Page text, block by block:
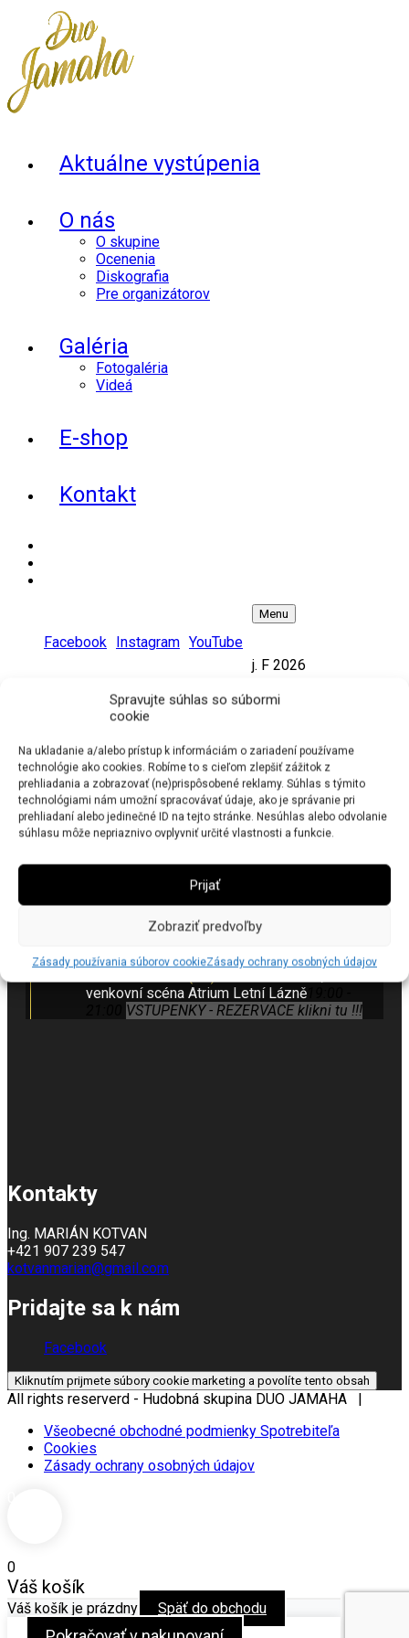
Spravujte súhlas so súbormi
cookie
Na ukladanie a/alebo prístup k informáciám o zariadení používame
technológie ako cookies. Robíme to s cieľom zlepšiť zážitok z
prehliadania a zobrazovať (ne)prispôsobené reklamy. Súhlas s týmito
technológiami nám umožní spracovávať údaje, ako je správanie pri
prehliadaní alebo jedinečné ID na tejto stránke. Nesúhlas alebo odvolanie
súhlasu môže nepriaznivo ovplyvniť určité vlastnosti a funkcie.
Prijať
Zobraziť predvoľby
Zásady používania súborov cookieZásady ochrany osobných údajov
Aktuálne vystúpenia
O nás
O skupine
Ocenenia
Diskografia
Pre organizátorov
Galéria
Fotogaléria
Videá
E-shop
Kontakt
Košík
Facebook Instagram YouTube
Menu
j. F 2026
18:00h, Kultúrny dom Bernolákovo,
koncertné turné ,,HIT Tour
2026''18:00 - 19:30 VSTUPENKY
klikni tu !!!
Najbližšia akcia
venkovní scéna Atrium Letní Lázně
VSTUPENKY - REZERVACE klikni tu !!!
Kontakty
Ing. MARIÁN KOTVAN
+421 907 239 547
kotvanmarian@gmail.com
Pridajte sa k nám
Facebook
Kliknutím prijmete súbory cookie marketing a povolíte tento obsah
All rights reserverd - Hudobná skupina DUO JAMAHA |
Všeobecné obchodné podmienky Spotrebiteľa
Cookies
Zásady ochrany osobných údajov
0
Váš košík
Váš košík je prázdny Späť do obchodu